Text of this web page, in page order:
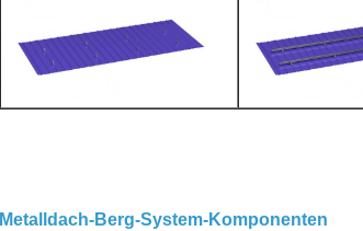
Metalldach-Berg-System-Komponenten